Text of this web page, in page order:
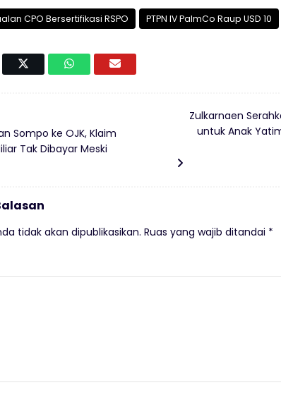
CPO Bersertifikasi RSPO PTPN IV PalmCo Raup USD 10
Sompo ke OJK, Klaim
Tak Dibayar Meski
Zulkarnaen
untuk Anak
tidak akan dipublikasikan. Ruas yang wajib ditandai *